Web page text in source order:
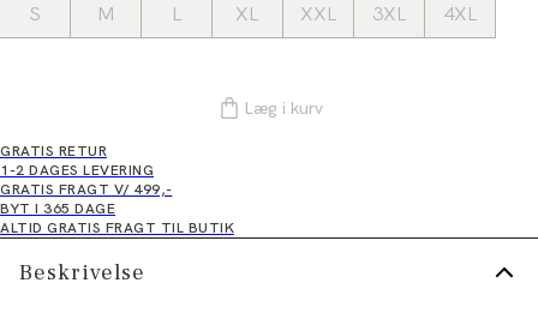
S M L XL XXL 3XL 4XL
Læg i kurv
GRATIS RETUR
1-2 DAGES LEVERING
GRATIS FRAGT V/ 499,-
BYT I 365 DAGE
ALTID GRATIS FRAGT TIL BUTIK
Beskrivelse